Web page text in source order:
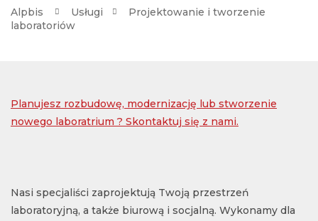
Alpbis Usługi
Projektowanie i tworzenie
laboratoriów
Planujesz rozbudowę, modernizację lub stworzenie
nowego laboratrium ? Skontaktuj się z nami.
Nasi specjaliści zaprojektują Twoją przestrzeń
laboratoryjną, a także biurową i socjalną. Wykonamy dla